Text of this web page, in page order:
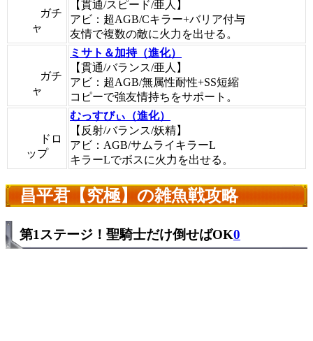
ガチ
ャ
【貫通/スピード/亜人】
アビ：超AGB/Cキラー+バリア付与
友情で複数の敵に火力を出せる。
ガチ
ャ
ミサト＆加持（進化）
【貫通/バランス/亜人】
アビ：超AGB/無属性耐性+SS短縮
コピーで強友情持ちをサポート。
ドロ
ップ
むっすびぃ（進化）
【反射/バランス/妖精】
アビ：AGB/サムライキラーL
キラーLでボスに火力を出せる。
昌平君【究極】の雑魚戦攻略
第1ステージ！聖騎士だけ倒せばOK0